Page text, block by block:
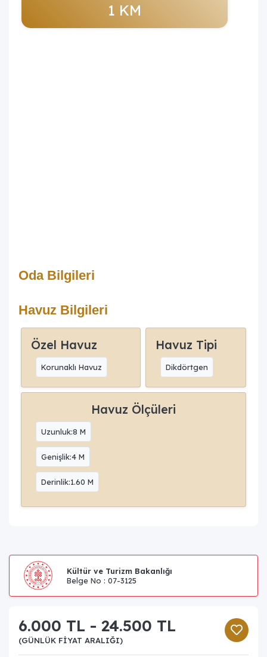
1 KM
Oda Bilgileri
Havuz Bilgileri
Özel Havuz
Korunaklı Havuz
Havuz Tipi
Dikdörtgen
Havuz Ölçüleri
Uzunluk:8 M
Genişlik:4 M
Derinlik:1.60 M
Kültür ve Turizm Bakanlığı
Belge No : 07-3125
6.000 TL - 24.500 TL
(GÜNLÜK FIYAT ARALIĞI)